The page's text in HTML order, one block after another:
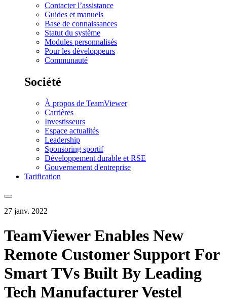
Contacter l’assistance
Guides et manuels
Base de connaissances
Statut du système
Modules personnalisés
Pour les développeurs
Communauté
Société
À propos de TeamViewer
Carrières
Investisseurs
Espace actualités
Leadership
Sponsoring sportif
Développement durable et RSE
Gouvernement d'entreprise
Tarification
27 janv. 2022
TeamViewer Enables New
Remote Customer Support For
Smart TVs Built By Leading
Tech Manufacturer Vestel